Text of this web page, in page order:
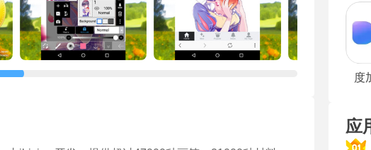
度
应